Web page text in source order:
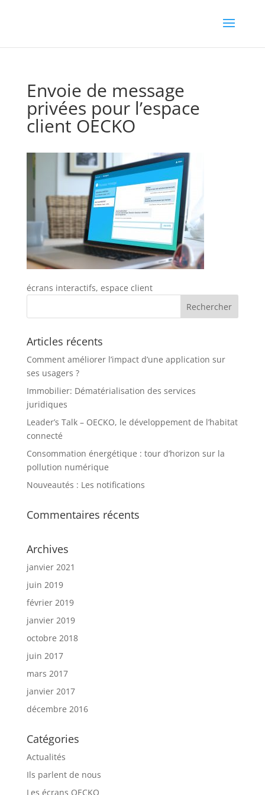
Envoie de message
privées pour l’espace
client OECKO
écrans interactifs, espace client
Articles récents
Comment améliorer l’impact d’une application sur
ses usagers ?
Immobilier: Dématérialisation des services
juridiques
Leader’s Talk – OECKO, le développement de l’habitat
connecté
Consommation énergétique : tour d’horizon sur la
pollution numérique
Nouveautés : Les notifications
Commentaires récents
Archives
janvier 2021
juin 2019
février 2019
janvier 2019
octobre 2018
juin 2017
mars 2017
janvier 2017
décembre 2016
Catégories
Actualités
Ils parlent de nous
Les écrans OECKO